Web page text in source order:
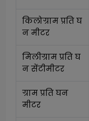
किलोग्राम प्रति घ
न मीटर
मिलीग्राम प्रति घ
न सेंटीमीटर
ग्राम प्रति घन
मीटर